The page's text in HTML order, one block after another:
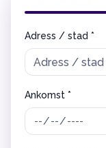
Adress / stad *
Ankomst *